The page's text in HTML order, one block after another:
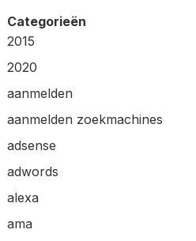
Categorieën
2015
2020
aanmelden
aanmelden zoekmachines
adsense
adwords
alexa
ama